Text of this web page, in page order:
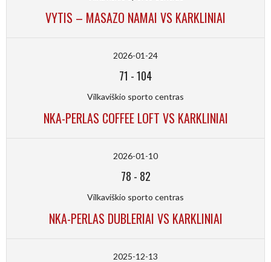
VYTIS – MASAZO NAMAI VS KARKLINIAI
2026-01-24
71 -104
Vilkaviškio sporto centras
NKA-PERLAS COFFEE LOFT VS KARKLINIAI
2026-01-10
78 - 82
Vilkaviškio sporto centras
NKA-PERLAS DUBLERIAI VS KARKLINIAI
2025-12-13